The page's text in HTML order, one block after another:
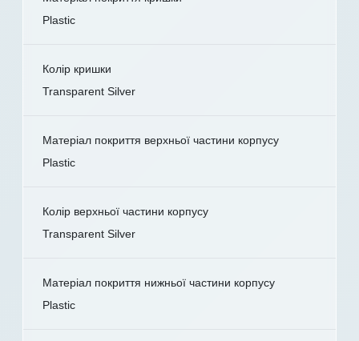
Plastic
Колір кришки
Transparent Silver
Матеріал покриття верхньої частини корпусу
Plastic
Колір верхньої частини корпусу
Transparent Silver
Матеріал покриття нижньої частини корпусу
Plastic